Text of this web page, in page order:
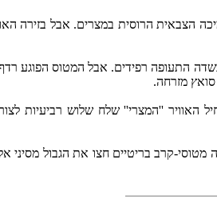
הצבאית הרוסית במצרים. אבל בזירה
התעופה רפידים. אבל המטוס הפוגע רדף
מזרחה.
האוויר ''המצרי'' שלח שלוש רביעיות
באחד הימים שישה מטוסי-קרב בריטיים חצו את